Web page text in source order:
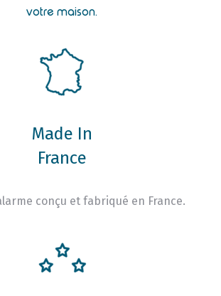
votre maison.
Made In
France
conçu et fabriqué en France.